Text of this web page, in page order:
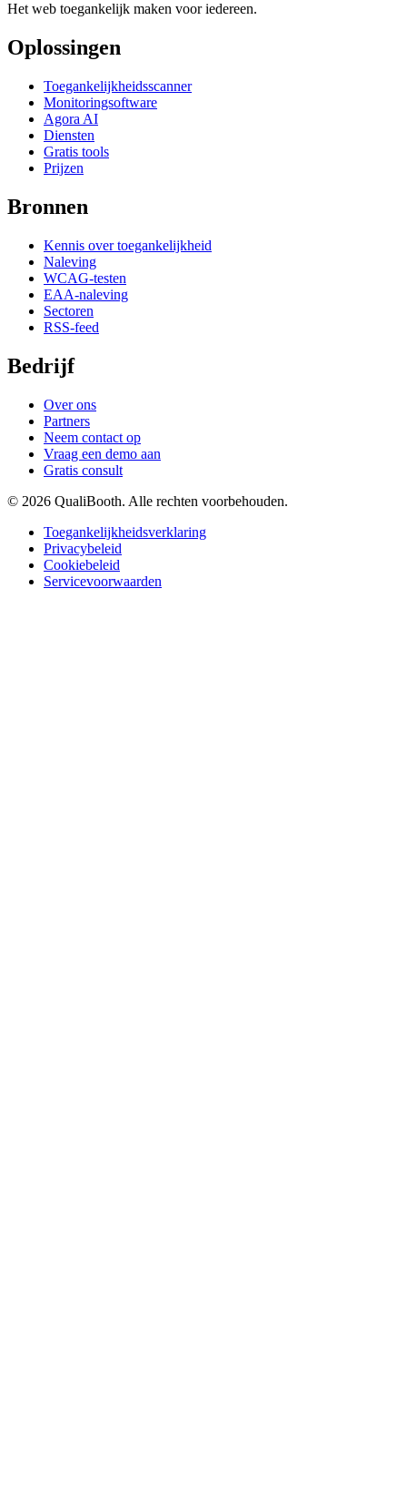
Het web toegankelijk maken voor iedereen.
Oplossingen
Toegankelijkheidsscanner
Monitoringsoftware
Agora AI
Diensten
Gratis tools
Prijzen
Bronnen
Kennis over toegankelijkheid
Naleving
WCAG-testen
EAA-naleving
Sectoren
RSS-feed
Bedrijf
Over ons
Partners
Neem contact op
Vraag een demo aan
Gratis consult
© 2026 QualiBooth. Alle rechten voorbehouden.
Toegankelijkheidsverklaring
Privacybeleid
Cookiebeleid
Servicevoorwaarden